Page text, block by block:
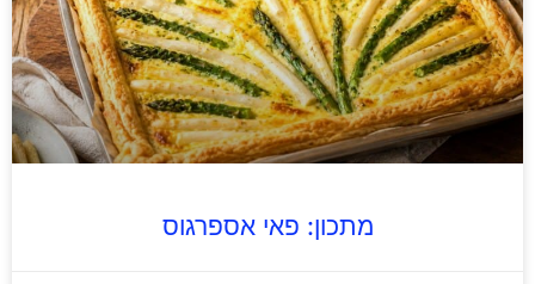
מתכון: פאי אספרגוס